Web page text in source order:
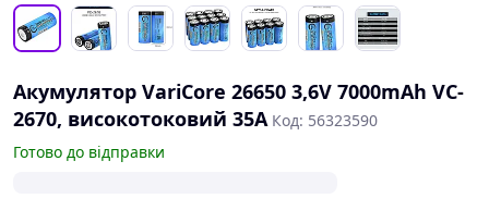
Акумулятор VariCore 26650 3,6V 7000mAh VC-
2670, високотоковий 35A Код: 56323590
Готово до відправки